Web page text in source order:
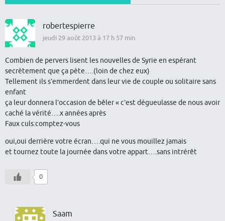
robertespierre
jeudi 29 août 2013 à 17 h 57 min
Combien de pervers lisent les nouvelles de Syrie en espérant
secrètement que ça pète….(loin de chez eux)
Tellement ils s’emmerdent dans leur vie de couple ou solitaire sans
enfant
ça leur donnera l’occasion de bêler « c’est dégueulasse de nous avoir
caché la vérité….x années après
Faux culs:comptez-vous
oui,oui derrière votre écran….qui ne vous mouillez jamais
et tournez toute la journée dans votre appart….sans intrérêt
0
Saam